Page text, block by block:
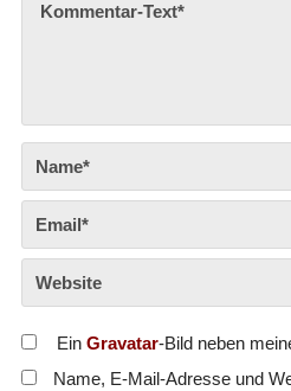
Ein Gravatar-Bild neben
Name, E-Mail-Adresse und